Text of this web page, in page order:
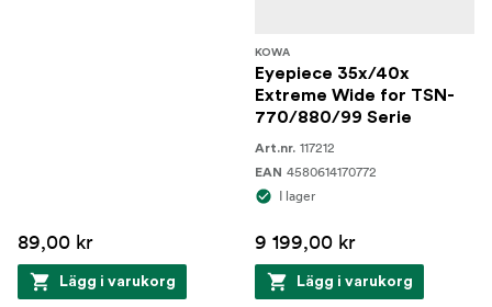
89,00 kr
Lägg i varukorg
KOWA
Eyepiece 35x/40x
Extreme Wide for TSN-
770/880/99 Serie
Art.nr. 117212
EAN 4580614170772
I lager
9 199,00 kr
Lägg i varukorg